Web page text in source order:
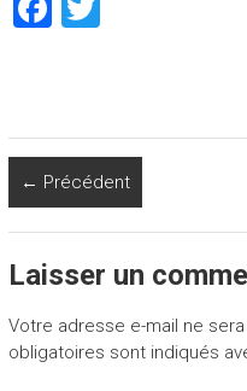
o
ok
← Précédent
Laisser un
Votre adresse e-mail ne
obligatoires sont indiqués